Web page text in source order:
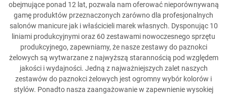
obejmujące ponad 12 lat, pozwala nam oferować nieporównywaną
gamę produktów przeznaczonych zarówno dla profesjonalnych
salonów manicure jak i właścicieli marek własnych. Dysponując 10
liniami produkcyjnymi oraz 60 zestawami nowoczesnego sprzętu
produkcyjnego, zapewniamy, że nasze zestawy do paznokci
żelowych są wytwarzane z najwyższą starannością pod względem
jakości i wydajności. Jedną z najważniejszych zalet naszych
zestawów do paznokci żelowych jest ogromny wybór kolorów i
stylów. Ponadto nasza zaangażowanie w zapewnienie wysokiej